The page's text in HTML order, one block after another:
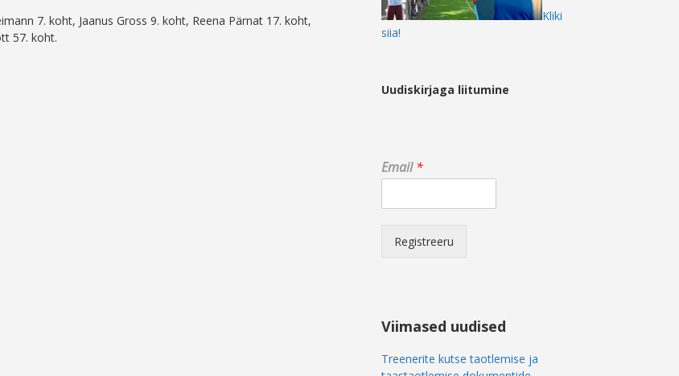
7. koht, Jaanus Gross 9. koht, Reena Pärnat 17. koht,
57. koht.
Kliki
siia!
Uudiskirjaga liitumine
E
m
i
E
m
a
i
Email*
Registreeru
Viimased uudised
Treenerite kutse taotlemise ja